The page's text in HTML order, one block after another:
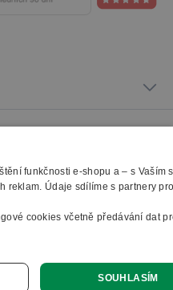
Všechna práva vyhrazena.
funkčnosti e-shopu a – s Vaším
reklam. Údaje sdílíme s partnery
cookies včetně předávání dat
fungování webu.
. Více informací o cookies
SOUHLASÍM